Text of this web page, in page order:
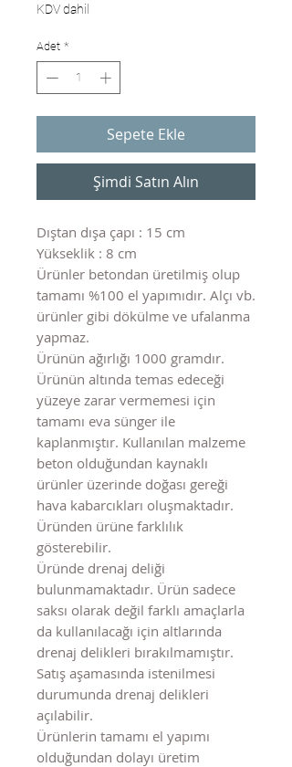
KDV dahil
Adet *
Sepete Ekle
Şimdi Satın Alın
Dıştan dışa çapı : 15 cm
Yükseklik : 8 cm
Ürünler betondan üretilmiş olup
tamamı %100 el yapımıdır. Alçı vb.
ürünler gibi dökülme ve ufalanma
yapmaz.
Ürünün ağırlığı 1000 gramdır.
Ürünün altında temas edeceği
yüzeye zarar vermemesi için
tamamı eva sünger ile
kaplanmıştır. Kullanılan malzeme
beton olduğundan kaynaklı
ürünler üzerinde doğası gereği
hava kabarcıkları oluşmaktadır.
Üründen ürüne farklılık
gösterebilir.
Üründe drenaj deliği
bulunmamaktadır. Ürün sadece
saksı olarak değil farklı amaçlarla
da kullanılacağı için altlarında
drenaj delikleri bırakılmamıştır.
Satış aşamasında istenilmesi
durumunda drenaj delikleri
açılabilir.
Ürünlerin tamamı el yapımı
olduğundan dolayı üretim